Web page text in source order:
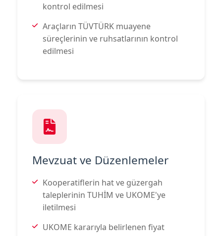
kontrol edilmesi
Araçların TÜVTÜRK muayene
süreçlerinin ve ruhsatlarının kontrol
edilmesi
Mevzuat ve Düzenlemeler
Kooperatiflerin hat ve güzergah
taleplerinin TUHİM ve UKOME'ye
iletilmesi
UKOME kararıyla belirlenen fiyat